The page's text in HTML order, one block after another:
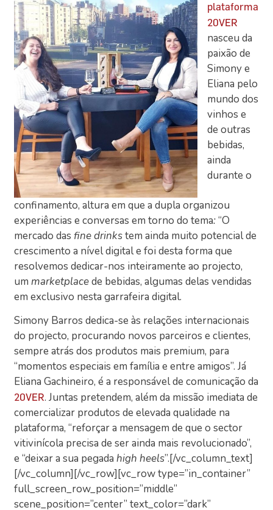
plataforma
20VER
nasceu da
paixão de
Simony e
Eliana pelo
mundo dos
vinhos e
de outras
bebidas,
ainda
durante o
confinamento, altura em que a dupla organizou
experiências e conversas em torno do tema:“O
mercado dasfine drinkstem ainda muito potencial de
crescimento a nível digital e foi desta forma que
resolvemos dedicar-nos inteiramente ao projecto,
ummarketplacede bebidas, algumas delas vendidas
em exclusivo nesta garrafeira digital.
Simony Barros dedica-se às relações internacionais
do projecto, procurando novos parceiros e clientes,
sempre atrás dos produtos mais premium, para
“momentos especiais em família e entre amigos”. Já
Eliana Gachineiro, é a responsável de comunicação da
20VER. Juntas pretendem, além da missão imediata de
comercializar produtos de elevada qualidade na
plataforma, “reforçar a mensagem de que o sector
vitivinícola precisa de ser ainda mais revolucionado”,
e “deixar a sua pegadahigh heels”.[/vc_column_text]
[/vc_column][/vc_row][vc_row type=”in_container”
full_screen_row_position=”middle”
scene_position=”center” text_color=”dark”